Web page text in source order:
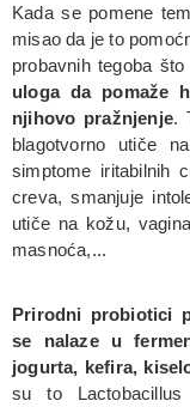
Kada se pomene
misao da je to
probavnih tegoba
uloga da pomaže
njihovo pražnjenje.
blagotvorno utiče
simptome iritabilnih
creva, smanjuje
utiče na kožu,
masnoća,...
Prirodni probiotici
se nalaze u
jogurta, kefira,
su to Lactobacillus